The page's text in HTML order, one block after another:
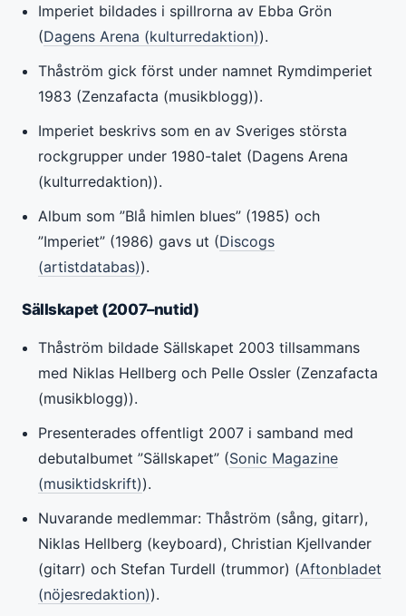
Imperiet bildades i spillrorna av Ebba Grön
(Dagens Arena (kulturredaktion)).
Thåström gick först under namnet Rymdimperiet
1983 (Zenzafacta (musikblogg)).
Imperiet beskrivs som en av Sveriges största
rockgrupper under 1980-talet (Dagens Arena
(kulturredaktion)).
Album som ”Blå himlen blues” (1985) och
”Imperiet” (1986) gavs ut (Discogs
(artistdatabas)).
Sällskapet (2007–nutid)
Thåström bildade Sällskapet 2003 tillsammans
med Niklas Hellberg och Pelle Ossler (Zenzafacta
(musikblogg)).
Presenterades offentligt 2007 i samband med
debutalbumet ”Sällskapet” (Sonic Magazine
(musiktidskrift)).
Nuvarande medlemmar: Thåström (sång, gitarr),
Niklas Hellberg (keyboard), Christian Kjellvander
(gitarr) och Stefan Turdell (trummor) (Aftonbladet
(nöjesredaktion)).